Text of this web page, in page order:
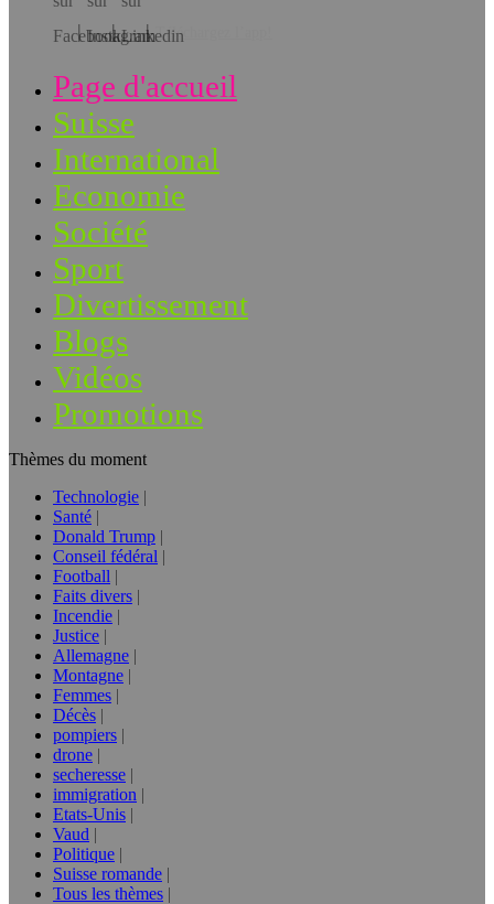
Téléchargez l’app!
Page d'accueil
Suisse
International
Economie
Société
Sport
Divertissement
Blogs
Vidéos
Promotions
Thèmes du moment
Technologie
Santé
Donald Trump
Conseil fédéral
Football
Faits divers
Incendie
Justice
Allemagne
Montagne
Femmes
Décès
pompiers
drone
secheresse
immigration
Etats-Unis
Vaud
Politique
Suisse romande
Tous les thèmes